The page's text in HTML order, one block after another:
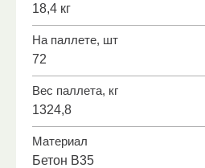
18,4 кг
На паллете, шт
72
Вес паллета, кг
1324,8
Материал
Бетон B35